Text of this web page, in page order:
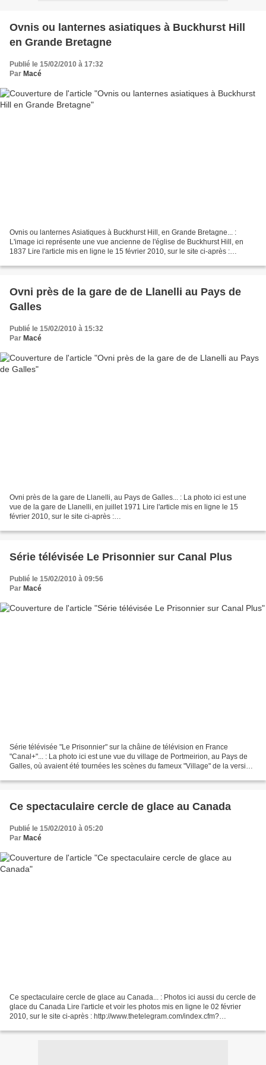
Ovnis ou lanternes asiatiques à Buckhurst Hill
en Grande Bretagne
Publié le 15/02/2010 à 17:32
Par Macé
Ovnis ou lanternes Asiatiques à Buckhurst Hill, en Grande Bretagne... :
L'image ici représente une vue ancienne de l'église de Buckhurst Hill, en
1837 Lire l'article mis en ligne le 15 février 2010, sur le site ci-après :
series.co.uk/news/efnews/5007692.BUCKHURST_HILL__Mystery_of_the__
Ovni près de la gare de de Llanelli au Pays de
Galles
Publié le 15/02/2010 à 15:32
Par Macé
Ovni près de la gare de Llanelli, au Pays de Galles... : La photo ici est une
vue de la gare de Llanelli, en juillet 1971 Lire l'article mis en ligne le 15
février 2010, sur le site ci-après :
Llanelli/article-1834649-detail/article.html...
Série télévisée Le Prisonnier sur Canal Plus
Publié le 15/02/2010 à 09:56
Par Macé
Série télévisée "Le Prisonnier" sur la châine de télévision en France
"Canal+"... : La photo ici est une vue du village de Portmeirion, au Pays de
Galles, où avaient été tournées les scènes du fameux "Village" de la version
Ce spectaculaire cercle de glace au Canada
Publié le 15/02/2010 à 05:20
Par Macé
Ce spectaculaire cercle de glace au Canada... : Photos ici aussi du cercle de
glace du Canada Lire l'article et voir les photos mis en ligne le 02 février
2010, sur le site ci-après : http://www.thetelegram.com/index.cfm?